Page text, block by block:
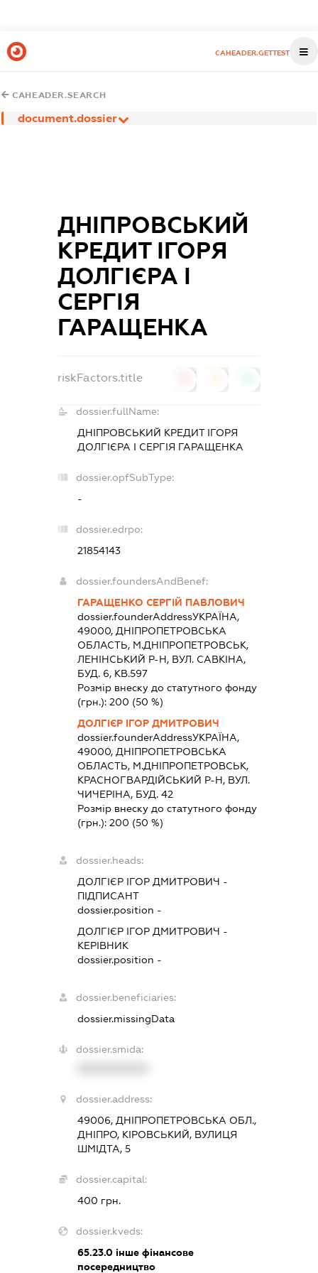
CAHEADER.GETTEST
CAHEADER.SEARCH
document.dossier
ДНІПРОВСЬКИЙ
КРЕДИТ ІГОРЯ
ДОЛГІЄРА І
СЕРГІЯ
ГАРАЩЕНКА
riskFactors.title
dossier.fullName:
ДНІПРОВСЬКИЙ КРЕДИТ ІГОРЯ
ДОЛГІЄРА І СЕРГІЯ ГАРАЩЕНКА
dossier.opfSubType:
-
dossier.edrpo:
21854143
dossier.foundersAndBenef:
ГАРАЩЕНКО СЕРГІЙ ПАВЛОВИЧ
dossier.founderAddressУКРАЇНА,
49000, ДНIПРОПЕТРОВСЬКА
ОБЛАСТЬ, М.ДНІПРОПЕТРОВСЬК,
ЛЕНІНСЬКИЙ Р-Н, ВУЛ. САВКІНА,
БУД. 6, КВ.597
Розмір внеску до статутного фонду
(грн.):200 (50 %)
ДОЛГІЄР ІГОР ДМИТРОВИЧ
dossier.founderAddressУКРАЇНА,
49000, ДНIПРОПЕТРОВСЬКА
ОБЛАСТЬ, М.ДНІПРОПЕТРОВСЬК,
КРАСНОГВАРДІЙСЬКИЙ Р-Н, ВУЛ.
ЧИЧЕРІНА, БУД. 42
Розмір внеску до статутного фонду
(грн.):200 (50 %)
dossier.heads:
ДОЛГІЄР ІГОР ДМИТРОВИЧ -
ПІДПИСАНТ
dossier.position -
ДОЛГІЄР ІГОР ДМИТРОВИЧ -
КЕРІВНИК
dossier.position -
dossier.beneficiaries:
dossier.missingData
dossier.smida:
dossier.address:
49006, ДНІПРОПЕТРОВСЬКА ОБЛ.,
ДНІПРО, КІРОВСЬКИЙ, ВУЛИЦЯ
ШМІДТА, 5
dossier.capital:
400 грн.
dossier.kveds:
65.23.0 інше фінансове
посередництво